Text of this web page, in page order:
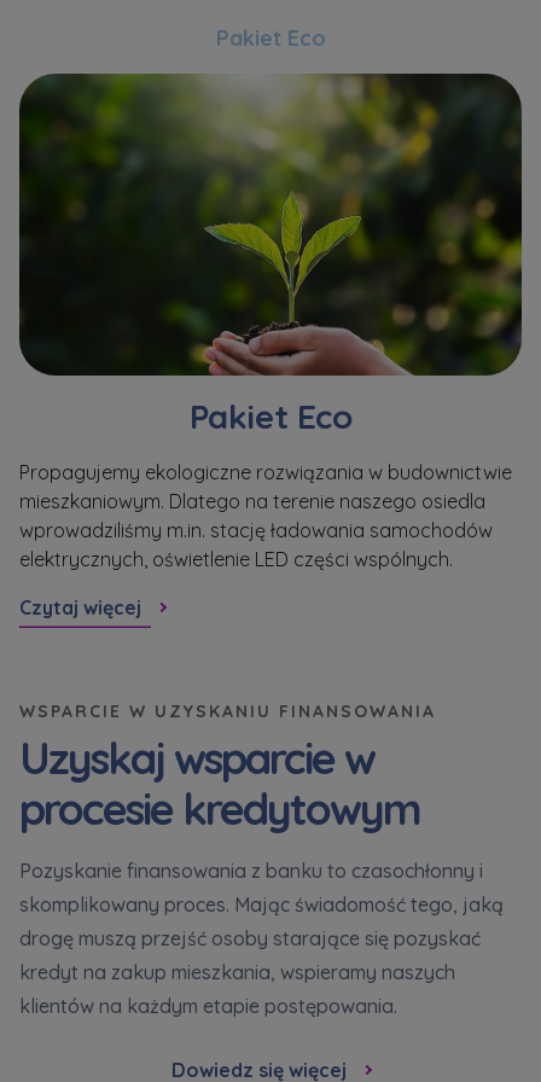
Pakiet Eco
Pakiet Eco
Propagujemy ekologiczne rozwiązania w budownictwie
mieszkaniowym. Dlatego na terenie naszego osiedla
wprowadziliśmy m.in. stację ładowania samochodów
elektrycznych, oświetlenie LED części wspólnych.
Czytaj więcej
WSPARCIE W UZYSKANIU FINANSOWANIA
Uzyskaj wsparcie w
procesie kredytowym
Pozyskanie finansowania z banku to czasochłonny i
skomplikowany proces. Mając świadomość tego, jaką
drogę muszą przejść osoby starające się pozyskać
kredyt na zakup mieszkania, wspieramy naszych
klientów na każdym etapie postępowania.
Dowiedz się więcej